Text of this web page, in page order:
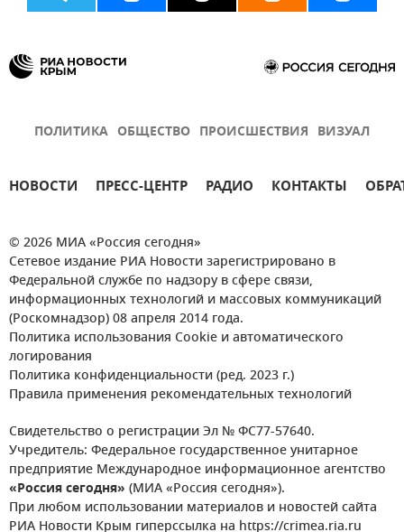
ПОЛИТИКА ОБЩЕСТВО ПРОИСШЕСТВИЯ ВИЗУАЛ
НОВОСТИ ПРЕСС-ЦЕНТР РАДИО КОНТАКТЫ
© 2026 МИА «Россия сегодня»
Сетевое издание РИА Новости зарегистрировано в
Федеральной службе по надзору в сфере связи,
информационных технологий и массовых коммуникаций
(Роскомнадзор) 08 апреля 2014 года.
Политика использования Cookie и автоматического
логирования
Политика конфиденциальности (ред. 2023 г.)
Правила применения рекомендательных технологий
Свидетельство о регистрации Эл № ФС77-57640.
Учредитель: Федеральное государственное унитарное
предприятие Международное информационное агентство
«Россия сегодня» (МИА «Россия сегодня»).
При любом использовании материалов и новостей сайта
РИА Новости Крым гиперссылка на https://crimea.ria.ru